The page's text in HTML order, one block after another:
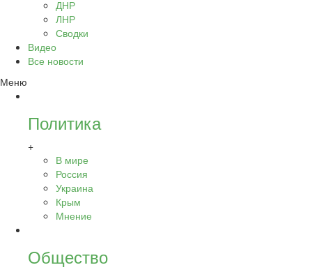
ДНР
ЛНР
Сводки
Видео
Все новости
Меню
Политика
+
В мире
Россия
Украина
Крым
Мнение
Общество